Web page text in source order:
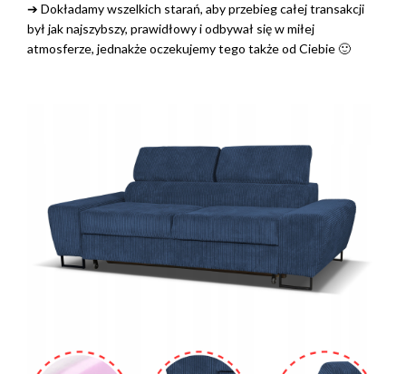
➔ Dokładamy wszelkich starań, aby przebieg całej transakcji
był jak najszybszy, prawidłowy i odbywał się w miłej
atmosferze, jednakże oczekujemy tego także od Ciebie 🙂